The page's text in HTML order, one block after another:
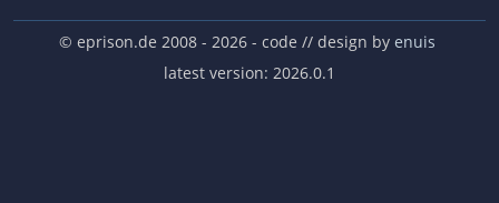
© eprison.de 2008 - 2026- code // design by enuis
latest version: 2026.0.1